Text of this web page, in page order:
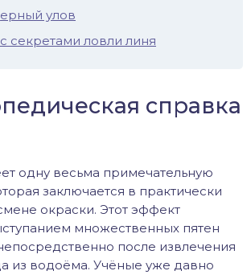
улов
секретами ловли линя
справка
одну весьма примечательную
заключается в практически
окраски. Этот эффект
множественных пятен
после извлечения
из водоёма. Учёные уже давно